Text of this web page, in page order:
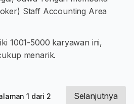
Staff Accounting Area
1001-5000 karyawan ini,
menarik.
1 dari 2 Selanjutnya